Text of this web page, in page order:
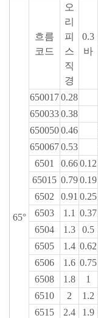
65°
흐름
코드
오
리
피
스
직
경
0.3
바
6500170.28
6500330.38
6500500.46
6500670.53
6501
0.660.12
65015 0.790.19
6502
0.91 0.25
6503
1.1 0.37
6504
1.3 0.5
6505
1.4 0.62
6506
1.6 0.75
6508
1.8 1
6510
2 1.2
6515
2.4 1.9